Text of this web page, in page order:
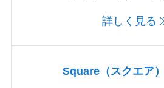
詳しく見る
Square（スクエア